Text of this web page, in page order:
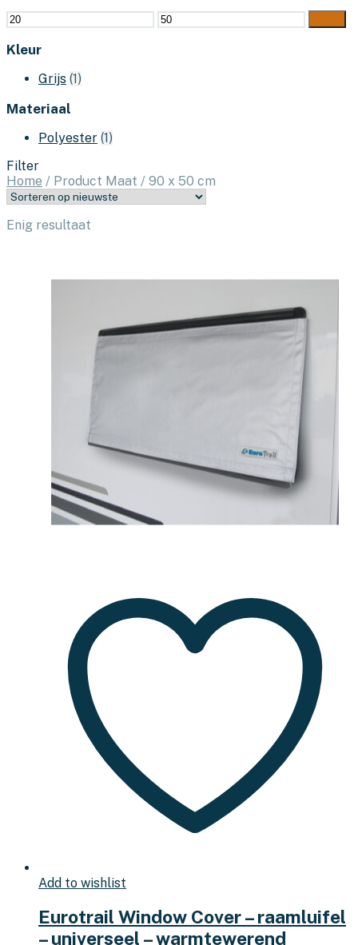
Min.
prijs
Max.
prijs
Kleur
Grijs (1)
Materiaal
Polyester (1)
Filter
Home / Product Maat / 90 x 50 cm
Enig resultaat
Add to wishlist
Eurotrail Window Cover – raamluifel
– universeel – warmtewerend